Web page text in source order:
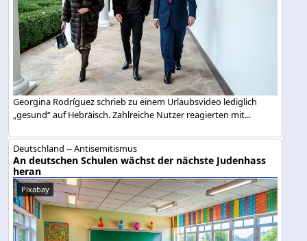
Georgina Rodríguez schrieb zu einem Urlaubsvideo lediglich
„gesund“ auf Hebräisch. Zahlreiche Nutzer reagierten mit...
Deutschland -- Antisemitismus
An deutschen Schulen wächst der nächste Judenhass
heran
Pixabay